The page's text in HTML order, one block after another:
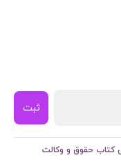
ثبت
کتاب حقوق و وکالت